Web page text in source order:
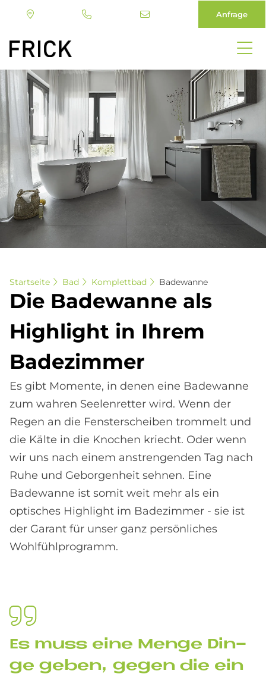
Direkt
zum
Inhalt
Anfrage
Startseite Bad Komplettbad Badewanne
Die Ba­de­wan­ne als
High­lig­ht in Ih­rem
Ba­de­zim­mer
Es gibt Momente, in denen eine Badewanne
zum wahren Seelenretter wird. Wenn der
Regen an die Fensterscheiben trommelt und
die Kälte in die Knochen kriecht. Oder wenn
wir uns nach einem anstrengenden Tag nach
Ruhe und Geborgenheit sehnen. Eine
Badewanne ist somit weit mehr als ein
optisches Highlight im Badezimmer - sie ist
der Garant für unser ganz persönliches
Wohlfühlprogramm.
Es muss eine Men­ge Din­
ge ge­ben, ge­gen die ein